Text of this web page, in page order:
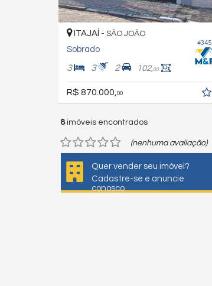
#345
ITAJAÍ - SÃO JOÃO
Sobrado
3 3 2 102,00
R$ 870.000, 00
8imóveis encontrados
(nenhuma avaliação)
Quer vender seu imóvel?
Cadastre-se e anuncie
conosco